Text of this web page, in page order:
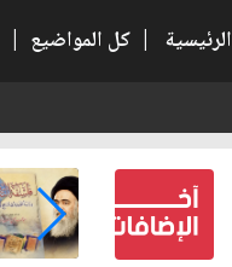
الرئيسية | كل المواضيع |
كتب لنفسه